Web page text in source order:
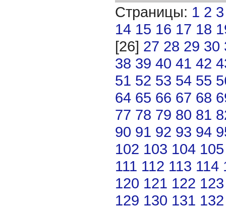
Страницы: 1 2 3
14 15 16 17 18
[26] 27 28 29 30
38 39 40 41 42
51 52 53 54 55
64 65 66 67 68
77 78 79 80 81
90 91 92 93 94
102 103 104 105
111 112 113 114
120 121 122 123
129 130 131 132